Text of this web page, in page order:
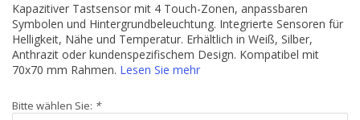
Kapazitiver Tastsensor mit 4 Touch-Zonen, anpassbaren
Symbolen und Hintergrundbeleuchtung. Integrierte Sensoren für
Helligkeit, Nähe und Temperatur. Erhältlich in Weiß, Silber,
Anthrazit oder kundenspezifischem Design. Kompatibel mit
70x70 mm Rahmen. Lesen Sie mehr
Bitte wählen Sie: *